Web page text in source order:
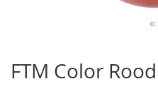
het
begin
FTM Color Rood